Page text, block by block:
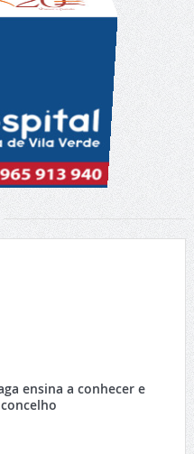
ensina a conhecer e